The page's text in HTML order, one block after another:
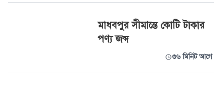
মাধবপুর সীমান্তে কোটি টাকার
পণ্য জব্দ
৩৬ মিনিট আগে